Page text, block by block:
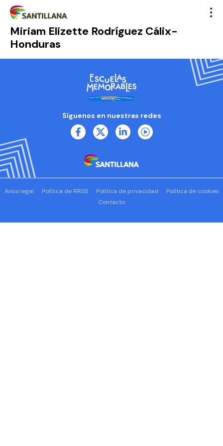
Miriam Elizette Rodríguez Cálix-
Honduras
Síguenos en nuestras redes
Aviso legal Política de RRSS Política de privacidad
Política de cookies
Contacto